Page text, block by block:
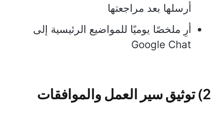
أرسلها بعد مراجعتها
أرِ ملخصًا يوميًا للمواضيع الرئيسية إلى
Google Chat
2) توثيق سير العمل والموافقات